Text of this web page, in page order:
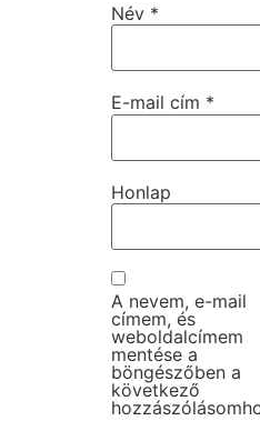
Név *
E-mail cím *
Honlap
A nevem, e-mail
címem, és
weboldalcímem
mentése a
böngészőben a
következő